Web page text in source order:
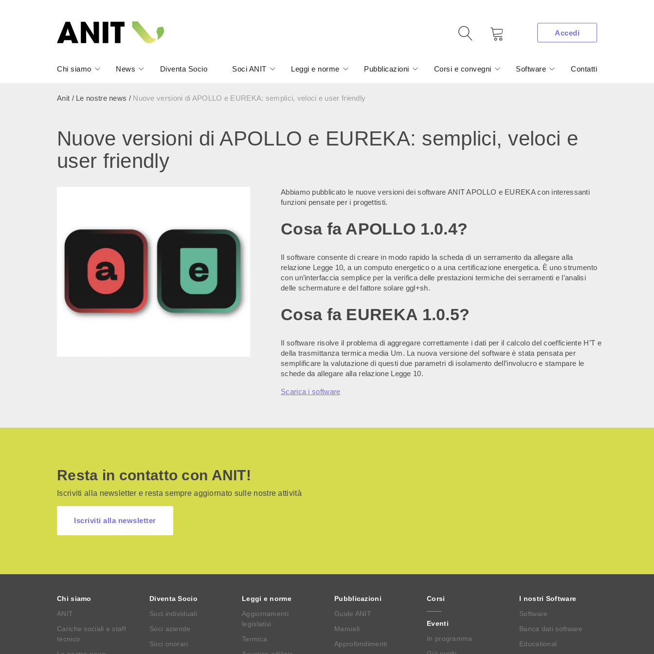
Accedi
Chi siamo News Diventa Socio Soci ANIT Leggi e norme Pubblicazioni Corsi e convegni Software Contatti
Anit / Le nostre news / Nuove versioni di APOLLO e EUREKA: semplici, veloci e user friendly
Nuove versioni di APOLLO e EUREKA: semplici, veloci e
user friendly
Abbiamo pubblicato le nuove versioni dei software ANIT APOLLO e EUREKA con interessanti
funzioni pensate per i progettisti.
Cosa fa APOLLO 1.0.4?
Il software consente di creare in modo rapido la scheda di un serramento da allegare alla
relazione Legge 10, a un computo energetico o a una certificazione energetica. È uno strumento
con un’interfaccia semplice per la verifica delle prestazioni termiche dei serramenti e l’analisi
delle schermature e del fattore solare ggl+sh.
Cosa fa EUREKA 1.0.5?
Il software risolve il problema di aggregare correttamente i dati per il calcolo del coefficiente H’T e
della trasmittanza termica media Um. La nuova versione del software è stata pensata per
semplificare la valutazione di questi due parametri di isolamento dell’involucro e stampare le
schede da allegare alla relazione Legge 10.
Scarica i software
Resta in contatto con ANIT!
Iscriviti alla newsletter e resta sempre aggiornato sulle nostre attività
Iscriviti alla newsletter
Chi siamo
ANIT
Cariche sociali e staff
tecnico
Diventa Socio
Soci individuali
Soci aziende
Soci onorari
Leggi e norme
Aggiornamenti
legislativi
Termica
Pubblicazioni
Guide ANIT
Manuali
Approfondimenti
Corsi
Eventi
In programma
I nostri Software
Software
Banca dati software
Educational